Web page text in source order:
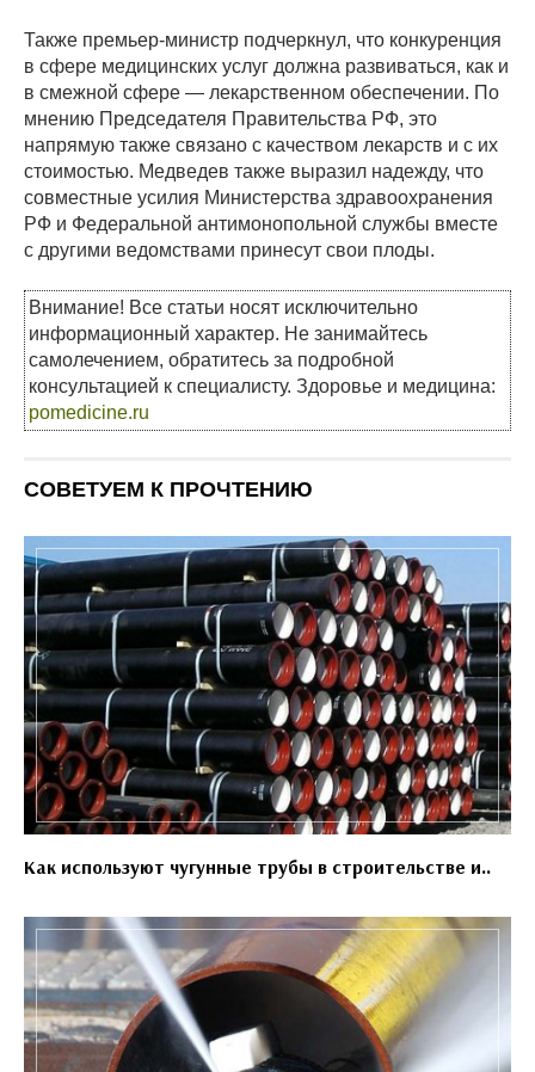
Также премьер-министр подчеркнул, что конкуренция
в сфере медицинских услуг должна развиваться, как и
в смежной сфере — лекарственном обеспечении. По
мнению Председателя Правительства РФ, это
напрямую также связано с качеством лекарств и с их
стоимостью. Медведев также выразил надежду, что
совместные усилия Министерства здравоохранения
РФ и Федеральной антимонопольной службы вместе
с другими ведомствами принесут свои плоды.
Внимание! Все статьи носят исключительно
информационный характер. Не занимайтесь
самолечением, обратитесь за подробной
консультацией к специалисту. Здоровье и медицина:
pomedicine.ru
СОВЕТУЕМ К ПРОЧТЕНИЮ
Как используют чугунные трубы в строительстве и..